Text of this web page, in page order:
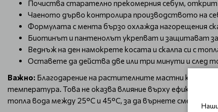
Почиства старателно прекомерния себум, открит
Чаеното дърво контролира производството на
Формулата с мента бързо охлажда нагорещения
Биотинът и пантенолът укрепват и защитават
Веднъж на ден намокрете косата и скалпа си с
Оставете да действа две или три минути и след
Важно: Благодарение на растителните мастни
температура. Това не оказва влияние върху
топла вода между 25°C и 45°C, за да върнете сместа в